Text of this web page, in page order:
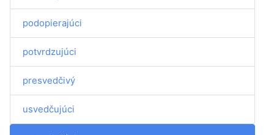
podopierajúci
potvrdzujúci
presvedčivý
usvedčujúci